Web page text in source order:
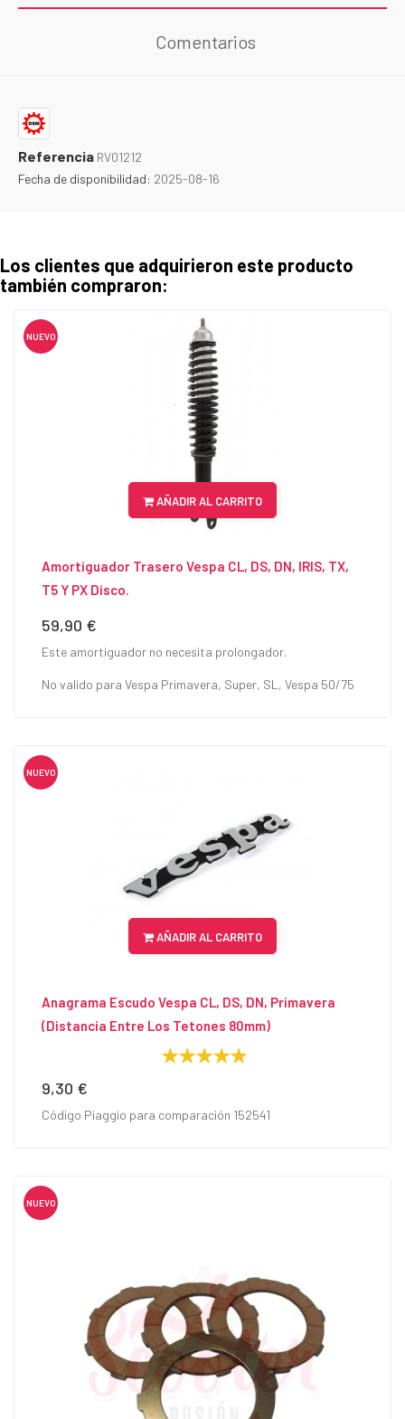
Comentarios
Referencia RV01212
Fecha de disponibilidad: 2025-08-16
Los clientes que adquirieron este producto
también compraron:
NUEVO
AÑADIR AL CARRITO
Amortiguador Trasero Vespa CL, DS, DN, IRIS, TX,
T5 Y PX Disco.
Precio
59,90 €
Este amortiguador no necesita prolongador.
No valido para Vespa Primavera, Super, SL, Vespa 50/75
NUEVO
AÑADIR AL CARRITO
Anagrama Escudo Vespa CL, DS, DN, Primavera
(distancia Entre Los Tetones 80mm)
Precio
9,30 €
Código Piaggio para comparación 152541
NUEVO